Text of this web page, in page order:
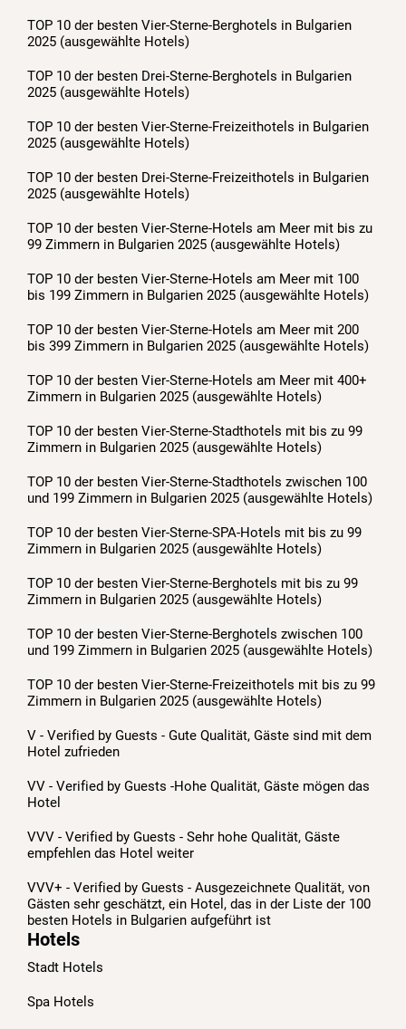
TOP 10 der besten Vier-Sterne-Berghotels in Bulgarien
2025 (ausgewählte Hotels)
TOP 10 der besten Drei-Sterne-Berghotels in Bulgarien
2025 (ausgewählte Hotels)
TOP 10 der besten Vier-Sterne-Freizeithotels in Bulgarien
2025 (ausgewählte Hotels)
TOP 10 der besten Drei-Sterne-Freizeithotels in Bulgarien
2025 (ausgewählte Hotels)
TOP 10 der besten Vier-Sterne-Hotels am Meer mit bis zu
99 Zimmern in Bulgarien 2025 (ausgewählte Hotels)
TOP 10 der besten Vier-Sterne-Hotels am Meer mit 100
bis 199 Zimmern in Bulgarien 2025 (ausgewählte Hotels)
TOP 10 der besten Vier-Sterne-Hotels am Meer mit 200
bis 399 Zimmern in Bulgarien 2025 (ausgewählte Hotels)
TOP 10 der besten Vier-Sterne-Hotels am Meer mit 400+
Zimmern in Bulgarien 2025 (ausgewählte Hotels)
TOP 10 der besten Vier-Sterne-Stadthotels mit bis zu 99
Zimmern in Bulgarien 2025 (ausgewählte Hotels)
TOP 10 der besten Vier-Sterne-Stadthotels zwischen 100
und 199 Zimmern in Bulgarien 2025 (ausgewählte Hotels)
TOP 10 der besten Vier-Sterne-SPA-Hotels mit bis zu 99
Zimmern in Bulgarien 2025 (ausgewählte Hotels)
TOP 10 der besten Vier-Sterne-Berghotels mit bis zu 99
Zimmern in Bulgarien 2025 (ausgewählte Hotels)
TOP 10 der besten Vier-Sterne-Berghotels zwischen 100
und 199 Zimmern in Bulgarien 2025 (ausgewählte Hotels)
TOP 10 der besten Vier-Sterne-Freizeithotels mit bis zu 99
Zimmern in Bulgarien 2025 (ausgewählte Hotels)
V - Verified by Guests - Gute Qualität, Gäste sind mit dem
Hotel zufrieden
VV - Verified by Guests -Hohe Qualität, Gäste mögen das
Hotel
VVV - Verified by Guests - Sehr hohe Qualität, Gäste
empfehlen das Hotel weiter
VVV+ - Verified by Guests - Ausgezeichnete Qualität, von
Gästen sehr geschätzt, ein Hotel, das in der Liste der 100
besten Hotels in Bulgarien aufgeführt ist
Hotels
Stadt Hotels
Spa Hotels